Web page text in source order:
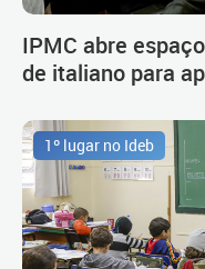
IPMC abre
de italiano para
1º lugar no Ideb